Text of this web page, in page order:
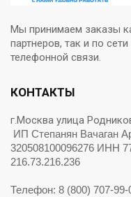
Мы принимаем заказы
партнеров, так и по
телефонной связи.
КОНТАКТЫ
г.Москва улица
ИП Степанян Вачаган
320508100096276 ИНН
216.73.216.236
Телефон: 8 (800) 707-99-